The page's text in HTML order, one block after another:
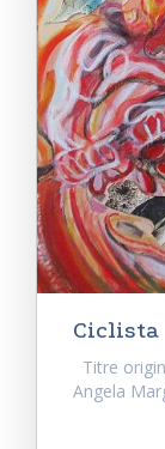
Ciclista
Titre
Angela